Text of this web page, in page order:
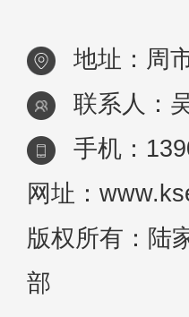
地址：周
联系人：
手机：
网址：
版权所有：陆
部